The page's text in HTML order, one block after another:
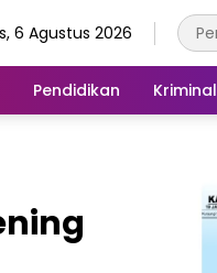
6 Agustus 2026
Pendidikan Kriminal